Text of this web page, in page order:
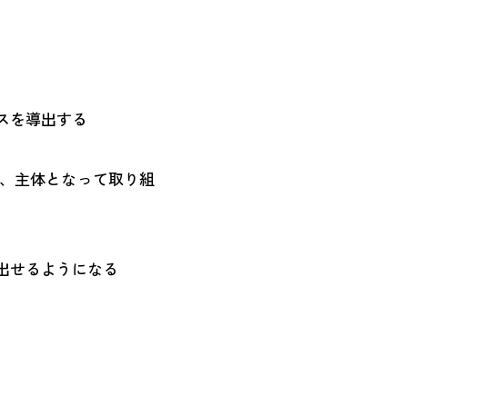
を導出する
主体となって取り組
せるようになる